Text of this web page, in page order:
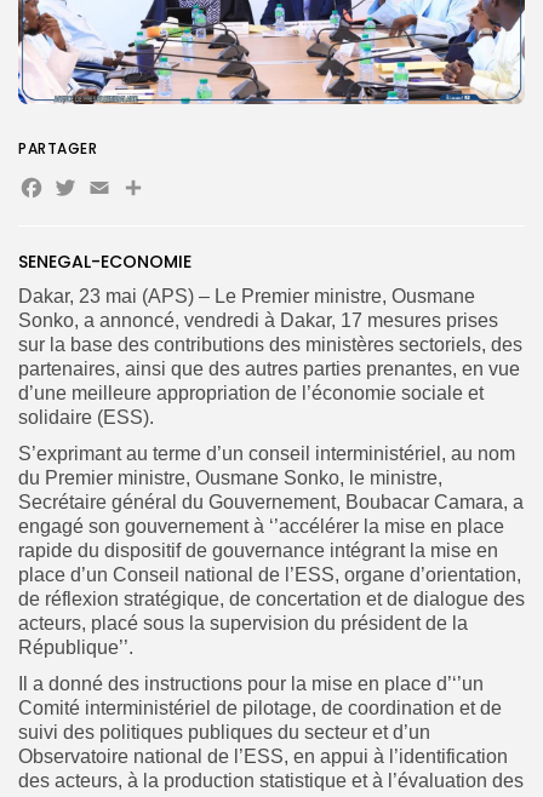
Search
for:
Search
Button
FR
SENEGAL-ECONOMIE
Dakar, 23 mai (APS) – Le Premier ministre, Ousmane
Sonko, a annoncé, vendredi à Dakar, 17 mesures prises
sur la base des contributions des ministères sectoriels, des
partenaires, ainsi que des autres parties prenantes, en vue
d’une meilleure appropriation de l’économie sociale et
solidaire (ESS).
S’exprimant au terme d’un conseil interministériel, au nom
du Premier ministre, Ousmane Sonko, le ministre,
Secrétaire général du Gouvernement, Boubacar Camara, a
engagé son gouvernement à ‘’accélérer la mise en place
rapide du dispositif de gouvernance intégrant la mise en
place d’un Conseil national de l’ESS, organe d’orientation,
de réflexion stratégique, de concertation et de dialogue des
acteurs, placé sous la supervision du président de la
République’’.
Il a donné des instructions pour la mise en place d’‘’un
Comité interministériel de pilotage, de coordination et de
suivi des politiques publiques du secteur et d’un
Observatoire national de l’ESS, en appui à l’identification
des acteurs, à la production statistique et à l’évaluation des
PARTAGER
Facebook
Twitter
EmailPartager